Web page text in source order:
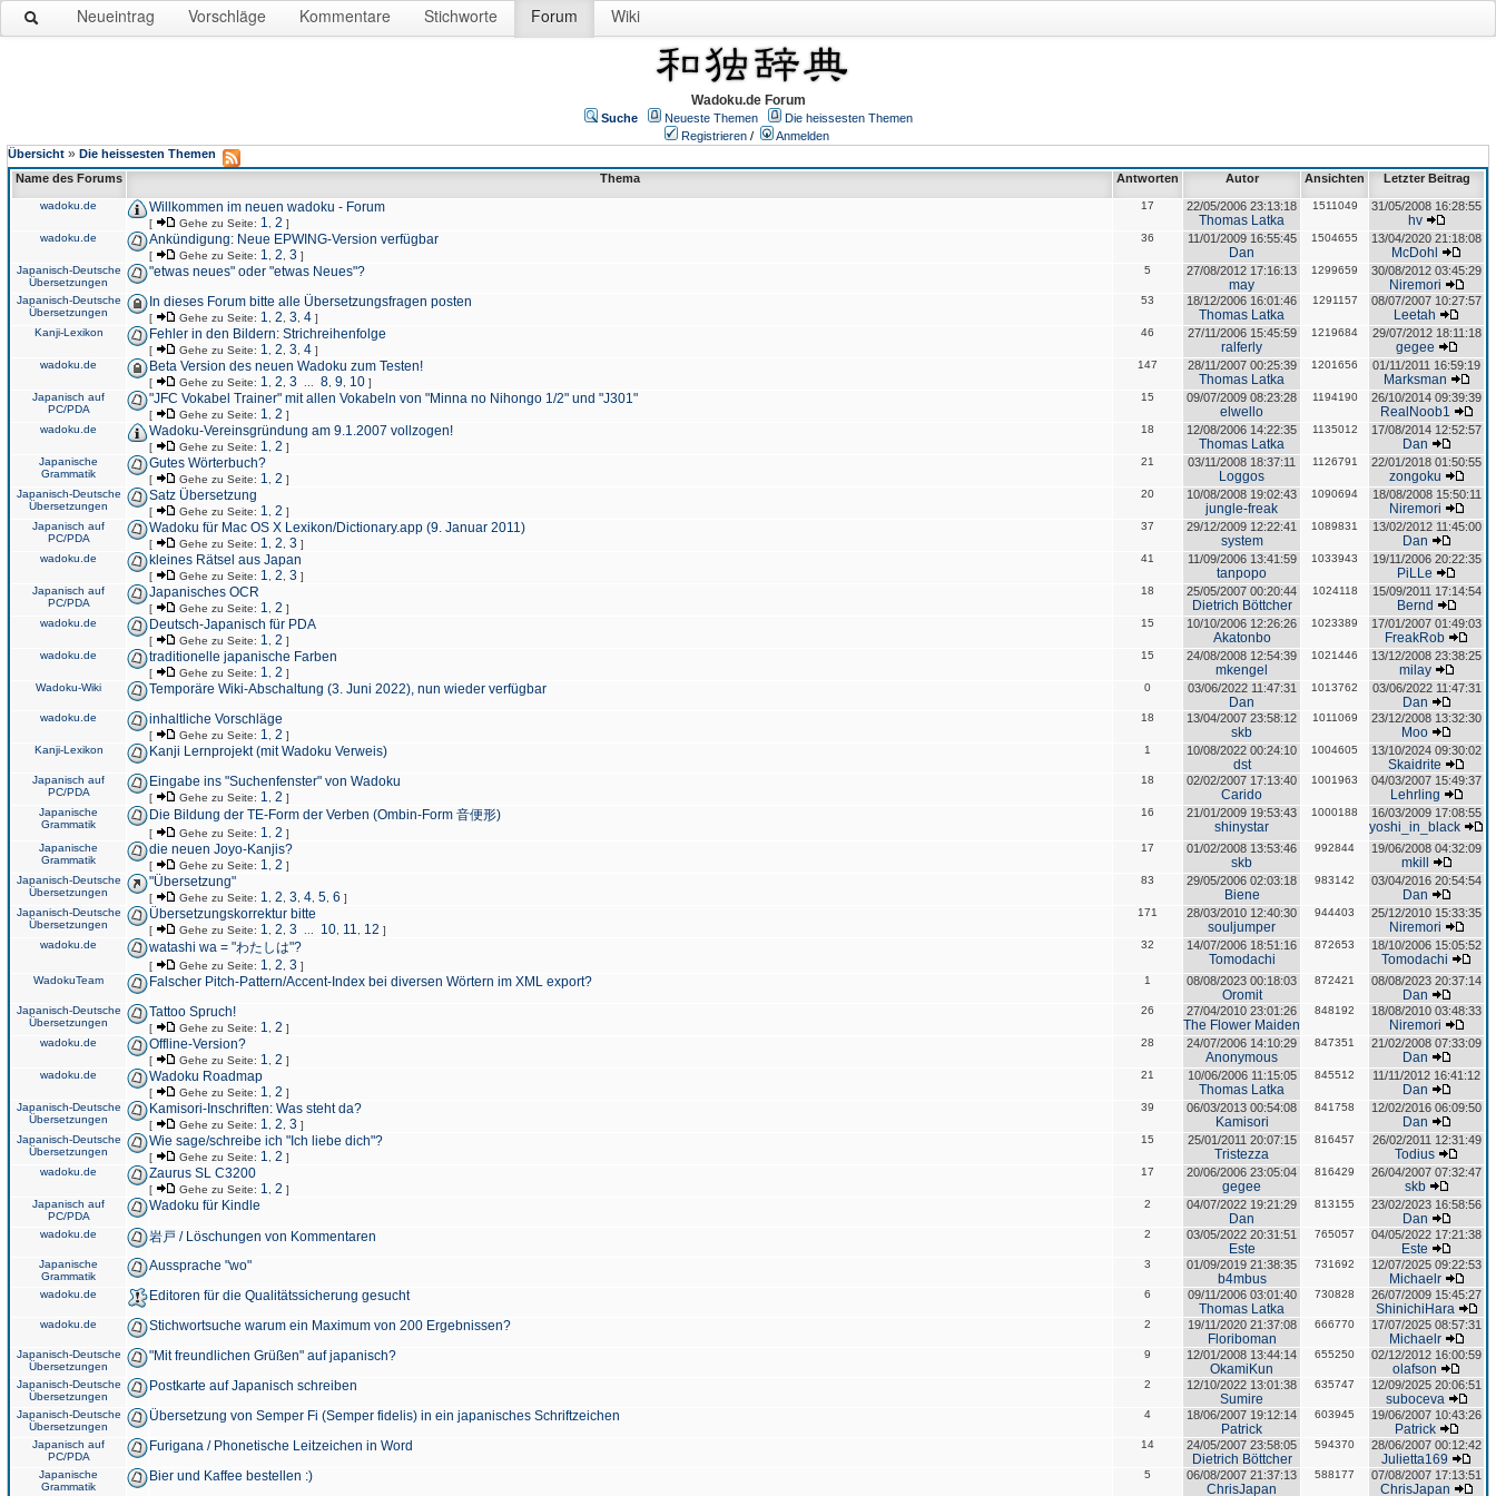
Neueintrag Vorschläge Kommentare Stichworte Forum Wiki
Wadoku.de Forum
Suche Neueste Themen
Die heissesten Themen
Registrieren /
Anmelden
Übersicht » Die heissesten Themen
Name des Forums
Thema Antworten Autor Ansichten Letzter Beitrag
wadoku.de Willkommen im neuen wadoku - Forum
[ Gehe zu Seite: 1 2 ]
17 22/05/2006 23:13:18
Thomas Latka
1511049 31/05/2008 16:28:55
hv
wadoku.de Ankündigung: Neue EPWING-Version verfügbar
[ Gehe zu Seite: 1 2 3 ]
36 11/01/2009 16:55:45
Dan
1504655 13/04/2020 21:18:08
McDohl
Japanisch-Deutsche
Übersetzungen
"etwas neues" oder "etwas Neues"? 5 27/08/2012 17:16:13
may
1299659 30/08/2012 03:45:29
Niremori
Japanisch-Deutsche
Übersetzungen
In dieses Forum bitte alle Übersetzungsfragen posten
[ Gehe zu Seite: 1 2 3 4 ]
53 18/12/2006 16:01:46
Thomas Latka
1291157 08/07/2007 10:27:57
Leetah
Kanji-Lexikon Fehler in den Bildern: Strichreihenfolge
[ Gehe zu Seite: 1 2 3 4 ]
46 27/11/2006 15:45:59
ralferly
1219684 29/07/2012 18:11:18
gegee
wadoku.de Beta Version des neuen Wadoku zum Testen!
[ Gehe zu Seite: 1 2 3 8 9 10 ]
147 28/11/2007 00:25:39
Thomas Latka
1201656 01/11/2011 16:59:19
Marksman
Japanisch auf
PC/PDA
"JFC Vokabel Trainer" mit allen Vokabeln von "Minna no Nihongo 1/2" und "J301"
[ Gehe zu Seite: 1 2 ]
15 09/07/2009 08:23:28
elwello
1194190 26/10/2014 09:39:39
RealNoob1
wadoku.de Wadoku-Vereinsgründung am 9.1.2007 vollzogen!
[ Gehe zu Seite: 1 2 ]
18 12/08/2006 14:22:35
Thomas Latka
1135012 17/08/2014 12:52:57
Dan
Japanische
Grammatik
Gutes Wörterbuch?
[ Gehe zu Seite: 1 2 ]
21 03/11/2008 18:37:11
Loggos
1126791 22/01/2018 01:50:55
zongoku
Japanisch-Deutsche
Übersetzungen
Satz Übersetzung
[ Gehe zu Seite: 1 2 ]
20 10/08/2008 19:02:43
jungle-freak
1090694 18/08/2008 15:50:11
Niremori
Japanisch auf
PC/PDA
Wadoku für Mac OS X Lexikon/Dictionary.app (9. Januar 2011)
[ Gehe zu Seite: 1 2 3 ]
37 29/12/2009 12:22:41
system
1089831 13/02/2012 11:45:00
Dan
wadoku.de kleines Rätsel aus Japan
[ Gehe zu Seite: 1 2 3 ]
41 11/09/2006 13:41:59
tanpopo
1033943 19/11/2006 20:22:35
PiLLe
Japanisch auf
PC/PDA
Japanisches OCR
[ Gehe zu Seite: 1 2 ]
18 25/05/2007 00:20:44
Dietrich Böttcher
1024118 15/09/2011 17:14:54
Bernd
wadoku.de Deutsch-Japanisch für PDA
[ Gehe zu Seite: 1 2 ]
15 10/10/2006 12:26:26
Akatonbo
1023389 17/01/2007 01:49:03
FreakRob
wadoku.de traditionelle japanische Farben
[ Gehe zu Seite: 1 2 ]
15 24/08/2008 12:54:39
mkengel
1021446 13/12/2008 23:38:25
milay
Wadoku-Wiki Temporäre Wiki-Abschaltung (3. Juni 2022), nun wieder verfügbar 0 03/06/2022 11:47:31
Dan
1013762 03/06/2022 11:47:31
Dan
wadoku.de inhaltliche Vorschläge
[ Gehe zu Seite: 1 2 ]
18 13/04/2007 23:58:12
skb
1011069 23/12/2008 13:32:30
Moo
Kanji-Lexikon Kanji Lernprojekt (mit Wadoku Verweis) 1 10/08/2022 00:24:10
dst
1004605 13/10/2024 09:30:02
Skaidrite
Japanisch auf
PC/PDA
Eingabe ins "Suchenfenster" von Wadoku
[ Gehe zu Seite: 1 2 ]
18 02/02/2007 17:13:40
Carido
1001963 04/03/2007 15:49:37
Lehrling
Japanische
Grammatik
Die Bildung der TE-Form der Verben (Ombin-Form 音便形)
[ Gehe zu Seite: 1 2 ]
16 21/01/2009 19:53:43
shinystar
1000188 16/03/2009 17:08:55
yoshi_in_black
Japanische
Grammatik
die neuen Joyo-Kanjis?
[ Gehe zu Seite: 1 2 ]
17 01/02/2008 13:53:46
skb
992844 19/06/2008 04:32:09
mkill
Japanisch-Deutsche
Übersetzungen
"Übersetzung"
[ Gehe zu Seite: 1 2 3 4 5 6 ]
83 29/05/2006 02:03:18
Biene
983142 03/04/2016 20:54:54
Dan
Japanisch-Deutsche
Übersetzungen
Übersetzungskorrektur bitte
[ Gehe zu Seite: 1 2 3 10 11 12 ]
171 28/03/2010 12:40:30
souljumper
944403 25/12/2010 15:33:35
Niremori
wadoku.de watashi wa = "わたしは"?
[ Gehe zu Seite: 1 2 3 ]
32 14/07/2006 18:51:16
Tomodachi
872653 18/10/2006 15:05:52
Tomodachi
WadokuTeam Falscher Pitch-Pattern/Accent-Index bei diversen Wörtern im XML export? 1 08/08/2023 00:18:03
Oromit
872421 08/08/2023 20:37:14
Dan
Japanisch-Deutsche
Übersetzungen
Tattoo Spruch!
[ Gehe zu Seite: 1 2 ]
26 27/04/2010 23:01:26
The Flower Maiden
848192 18/08/2010 03:48:33
Niremori
wadoku.de Offline-Version?
[ Gehe zu Seite: 1 2 ]
28 24/07/2006 14:10:29
Anonymous
847351 21/02/2008 07:33:09
Dan
wadoku.de Wadoku Roadmap
[ Gehe zu Seite: 1 2 ]
21 10/06/2006 11:15:05
Thomas Latka
845512 11/11/2012 16:41:12
Dan
Japanisch-Deutsche
Übersetzungen
Kamisori-Inschriften: Was steht da?
[ Gehe zu Seite: 1 2 3 ]
39 06/03/2013 00:54:08
Kamisori
841758 12/02/2016 06:09:50
Dan
Japanisch-Deutsche
Übersetzungen
Wie sage/schreibe ich "Ich liebe dich"?
[ Gehe zu Seite: 1 2 ]
15 25/01/2011 20:07:15
Tristezza
816457 26/02/2011 12:31:49
Todius
wadoku.de Zaurus SL C3200
[ Gehe zu Seite: 1 2 ]
17 20/06/2006 23:05:04
gegee
816429 26/04/2007 07:32:47
skb
Japanisch auf
PC/PDA
Wadoku für Kindle 2 04/07/2022 19:21:29
Dan
813155 23/02/2023 16:58:56
Dan
wadoku.de 岩戸 / Löschungen von Kommentaren 2 03/05/2022 20:31:51
Este
765057 04/05/2022 17:21:38
Este
Japanische
Grammatik
Aussprache "wo" 3 01/09/2019 21:38:35
b4mbus
731692 12/07/2025 09:22:53
Michaelr
wadoku.de Editoren für die Qualitätssicherung gesucht 6 09/11/2006 03:01:40
Thomas Latka
730828 26/07/2009 15:45:27
ShinichiHara
wadoku.de Stichwortsuche warum ein Maximum von 200 Ergebnissen? 2 19/11/2020 21:37:08
Floriboman
666770 17/07/2025 08:57:31
Michaelr
Japanisch-Deutsche
Übersetzungen
"Mit freundlichen Grüßen" auf japanisch? 9 12/01/2008 13:44:14
OkamiKun
655250 02/12/2012 16:00:59
olafson
Japanisch-Deutsche
Übersetzungen
Postkarte auf Japanisch schreiben 2 12/10/2022 13:01:38
Sumire
635747 12/09/2025 20:06:51
suboceva
Japanisch-Deutsche
Übersetzungen
Übersetzung von Semper Fi (Semper fidelis) in ein japanisches Schriftzeichen 4 18/06/2007 19:12:14
Patrick
603945 19/06/2007 10:43:26
Patrick
Japanisch auf
PC/PDA
Furigana / Phonetische Leitzeichen in Word 14 24/05/2007 23:58:05
Dietrich Böttcher
594370 28/06/2007 00:12:42
Julietta169
Japanische
Grammatik
Bier und Kaffee bestellen :) 5 06/08/2007 21:37:13
ChrisJapan
588177 07/08/2007 17:13:51
ChrisJapan